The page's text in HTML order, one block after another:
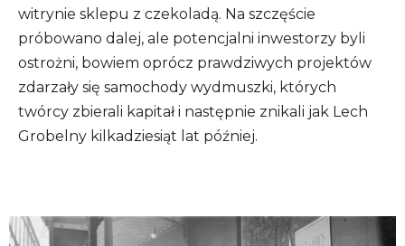
witrynie sklepu z czekoladą. Na szczęście
próbowano dalej, ale potencjalni inwestorzy byli
ostrożni, bowiem oprócz prawdziwych projektów
zdarzały się samochody wydmuszki, których
twórcy zbierali kapitał i następnie znikali jak Lech
Grobelny kilkadziesiąt lat później.